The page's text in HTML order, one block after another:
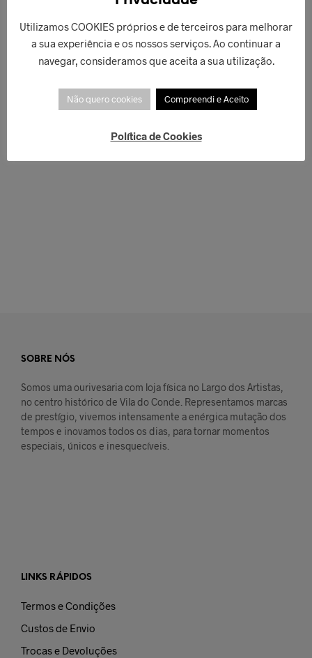
SOBRE NÓS
Somos uma ourivesaria com loja física no Largo dos Artistas,
no centro histórico de Vila do Conde. Representamos marcas
de prestígio, vivemos intensamente a enérgica mutação dos
tempos e inovamos todos os dias, para tornar momentos
especiais, únicos e inesquecíveis.
LINKS RÁPIDOS
Termos e Condições
Custos de Envio
Trocas e Devoluções
Utilizamos COOKIES próprios e de terceiros para melhorar
a sua experiência e os nossos serviços. Ao continuar a
navegar, consideramos que aceita a sua utilização.
Não quero cookies Compreendi e Aceito
Política de Cookies